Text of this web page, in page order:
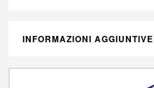
INFORMAZIONI AGGIUNTIVE